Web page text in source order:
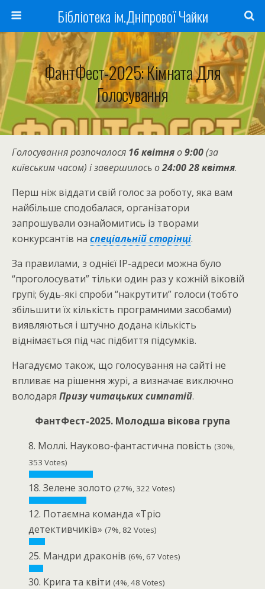
Бібліотека ім.Дніпрової Чайки
ФантФест-2025: Кімната Для
Голосування
Голосування розпочалося 16 квітняо9:00(за
київським часом) і завершилось о24:0028 квітня.
Перш ніж віддати свій голос за роботу, яка вам
найбільше сподобалася, організатори
запрошували ознайомитись із творами
конкурсантів на спеціальній сторінці.
За правилами, з однієї IP-адреси можна було
“проголосувати” тільки один раз у кожній віковій
групі; будь-які спроби “накрутити” голоси (тобто
збільшити їх кількість програмними засобами)
виявляються і штучно додана кількість
віднімається під час підбиття підсумків.
Нагадуємо також, що голосування на сайті не
впливає на рішення журі, а визначає виключно
володаря Призу читацьких симпатій.
ФантФест-2025. Молодша вікова група
8. Моллі. Науково-фантастична повість (30%,
353 Votes)
18. Зелене золото (27%, 322 Votes)
12. Потаємна команда «Тріо
детективчиків» (7%, 82 Votes)
25. Мандри драконів (6%, 67 Votes)
30. Крига та квіти (4%, 48 Votes)